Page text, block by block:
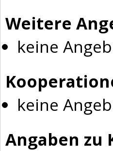
Weitere
keine
keine
Angaben